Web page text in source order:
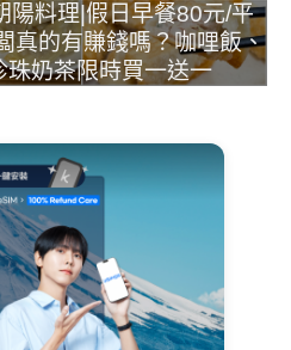
陽料理|假日早餐80元/平
真的有賺錢嗎？咖哩飯、
珠奶茶限時買一送一